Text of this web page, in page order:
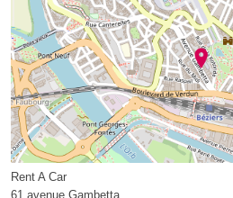
Rent A Car
61 avenue Gambetta